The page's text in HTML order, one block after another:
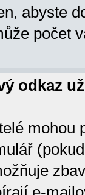
abyste
počet
odkaz
mohou